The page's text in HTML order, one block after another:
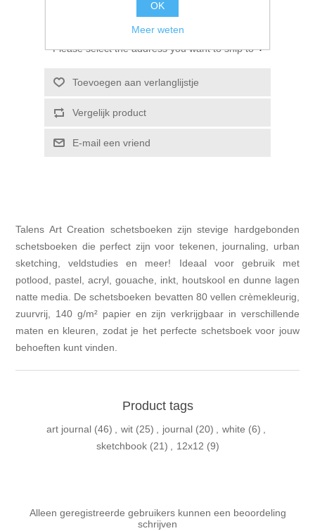
BESTEL NU!
Please select the address you want to ship to
Toevoegen aan verlanglijstje
Vergelijk product
E-mail een vriend
Talens Art Creation schetsboeken zijn stevige hardgebonden
schetsboeken die perfect zijn voor tekenen, journaling, urban
sketching, veldstudies en meer! Ideaal voor gebruik met
potlood, pastel, acryl, gouache, inkt, houtskool en dunne lagen
natte media. De schetsboeken bevatten 80 vellen crèmekleurig,
zuurvrij, 140 g/m² papier en zijn verkrijgbaar in verschillende
maten en kleuren, zodat je het perfecte schetsboek voor jouw
behoeften kunt vinden.
Product tags
art journal (46) , wit (25) , journal (20) , white (6) ,
sketchbook (21) , 12x12 (9)
Alleen geregistreerde gebruikers kunnen een beoordeling
schrijven
OK
Meer weten